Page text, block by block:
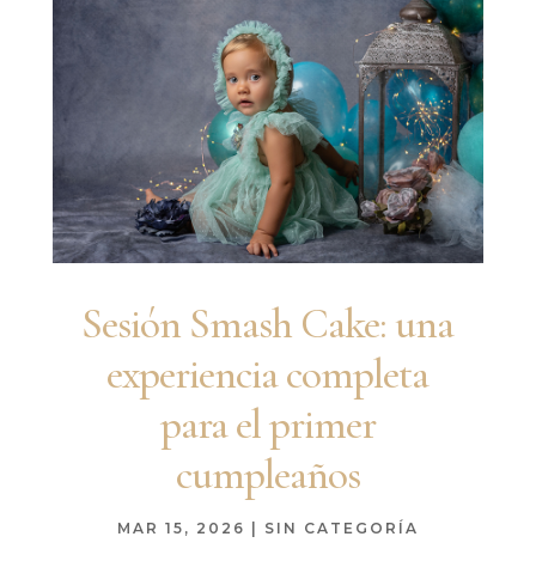
Sesión Smash Cake: una
experiencia completa
para el primer
cumpleaños
MAR 15, 2026 SIN CATEGORÍA